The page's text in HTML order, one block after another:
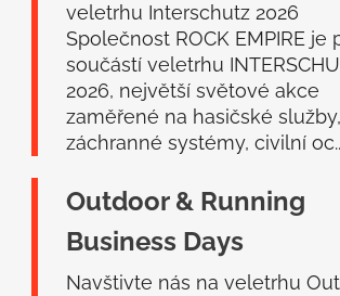
veletrhu Interschutz 2026
Společnost ROCK EMPIRE je
součástí veletrhu
2026, největší světové akce
zaměřené na hasičské služby,
záchranné systémy, civilní
Outdoor & Running
Business Days
Navštivte nás na veletrhu